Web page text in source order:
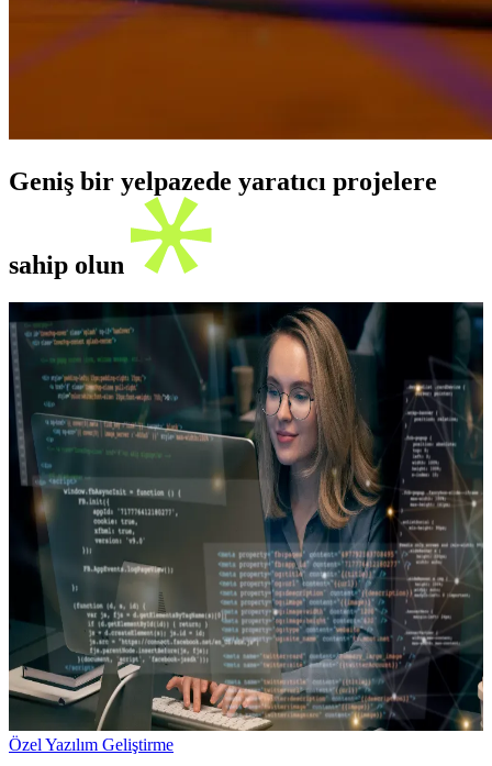
Geniş bir yelpazede yaratıcı projelere
sahip olun
Özel Yazılım Geliştirme